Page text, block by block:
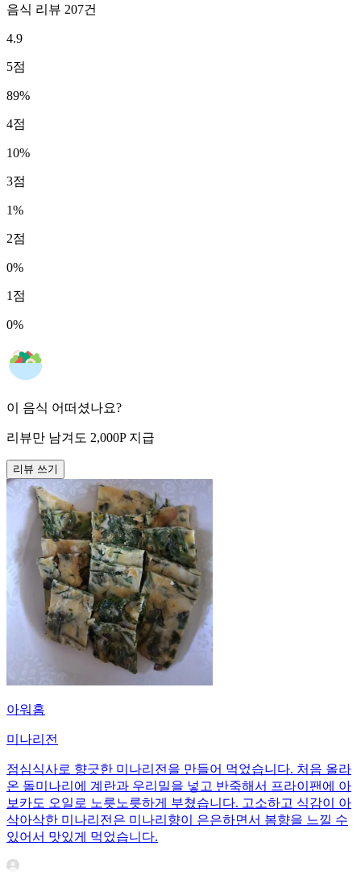
음식 리뷰 207건
4.9
5점
89%
4점
10%
3점
1%
2점
0%
1 점
0%
이 음식 어떠셨나요?
리뷰만 남겨도 2,000P 지급
리뷰 쓰기
아워홈
미나리전
점심식사로 향긋한 미나리전을 만들어 먹었습니다. 처음 올라
온 돌미나리에 계란과 우리밀을 넣고 반죽해서 프라이팬에 아
보카도 오일로 노릇노릇하게 부쳤습니다. 고소하고 식감이 아
삭아삭한 미나리전은 미나리향이 은은하면서 봄향을 느낄 수
있어서 맛있게 먹었습니다.